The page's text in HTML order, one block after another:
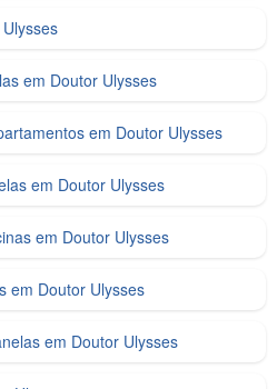
em Doutor Ulysses
em Doutor Ulysses
em Doutor Ulysses
em Doutor Ulysses
em Doutor Ulysses
em Doutor Ulysses